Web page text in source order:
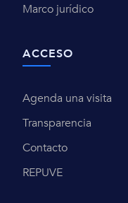
Marco jurídico
ACCESO
Agenda una visita
Transparencia
Contacto
REPUVE